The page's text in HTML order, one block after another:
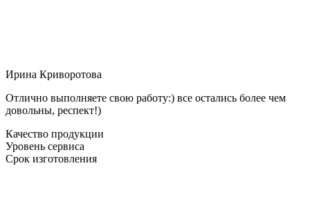
Ирина Криворотова
Отлично выполняете свою работу:) все остались более чем
довольны, респект!)
Качество продукции
Уровень сервиса
Срок изготовления